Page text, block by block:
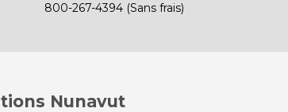
800-267-4394 (Sans frais)
Nunavut